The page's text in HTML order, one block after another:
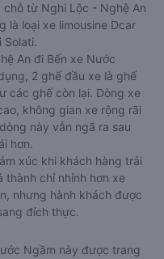
chỗ từ Nghi Lộc - Nghệ An
là loại xe limousine Dcar
Solati.
An đi Bến xe Nước
2 ghế đầu xe là ghế
các ghế còn lại. Dòng xe
không gian xe rộng rãi
này vẫn ngã ra sau
hơn.
xúc khi khách hàng trải
thành chỉ nhỉnh hơn xe
nhưng hành khách được
đích thực.
Ngầm này được trang